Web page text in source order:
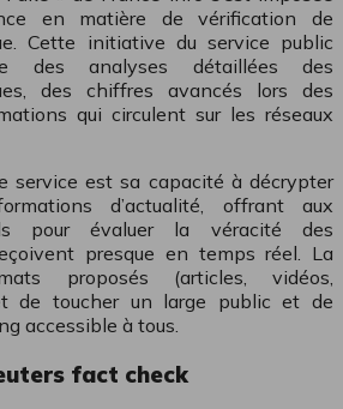
en matière de vérification de
Cette initiative du service public
des analyses détaillées des
des chiffres avancés lors des
qui circulent sur les réseaux
service est sa capacité à décrypter
d’actualité, offrant aux
pour évaluer la véracité des
presque en temps réel. La
proposés (articles, vidéos,
de toucher un large public et de
accessible à tous.
fact check